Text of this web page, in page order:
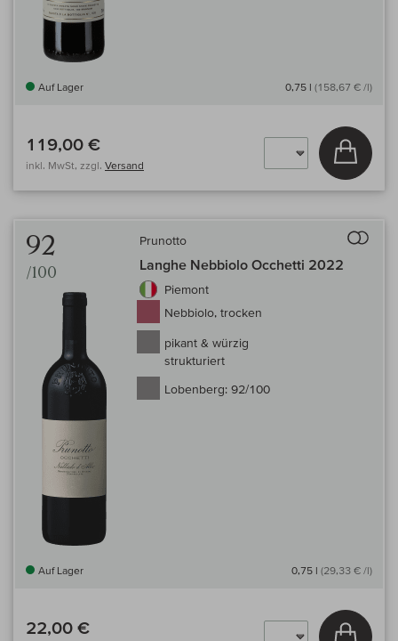
Auf Lager 0,75 l (158,67 € /l)
119,00 €
inkl. MwSt, zzgl. Versand
In
92
/100
Prunotto
Langhe Nebbiolo Occhetti 2022
Piemont
Nebbiolo, trocken
pikant & würzig
strukturiert
Lobenberg: 92/100
Auf Lager 0,75 l (29,33 € /l)
22,00 € In